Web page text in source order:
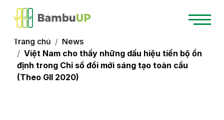
Trang chủ
News
Việt Nam cho thấy những dấu hiệu tiến bộ ổn
định trong Chỉ số đổi mới sáng tạo toàn cầu
(Theo GII 2020)